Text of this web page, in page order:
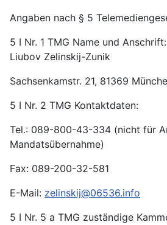
Angaben nach § 5
5 I Nr. 1 TMG Name und Anschrift:
Liubov Zelinskij-Zunik
Sachsenkamstr. 21, 81369
5 I Nr. 2 TMG Kontaktdaten:
Tel.: 089-800-43-334 (nicht für
Mandatsübernahme)
Fax: 089-200-32-581
E-Mail: zelinskij@06536.info
5 I Nr. 5 a TMG zuständige